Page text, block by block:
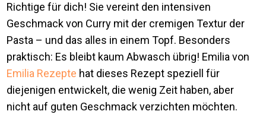
Richtige für dich! Sie vereint den intensiven
Geschmack von Curry mit der cremigen Textur der
Pasta – und das alles in einem Topf. Besonders
praktisch: Es bleibt kaum Abwasch übrig! Emilia von
Emilia Rezepte hat dieses Rezept speziell für
diejenigen entwickelt, die wenig Zeit haben, aber
nicht auf guten Geschmack verzichten möchten.